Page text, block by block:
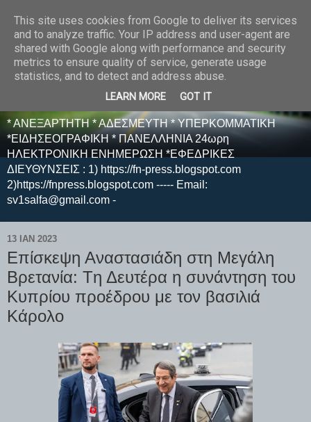
E F E N P R E S S -
ΗΛΕΚΤΡΟΝΙΚΗ
ΕΦΗΜΕΡΙΔΑ
* ΑΝΕΞΑΡΤΗΤΗ * ΑΔΕΣΜΕΥΤΗ * ΥΠΕΡΚΟΜΜΑΤΙΚΗ
*ΕΙΔΗΣΕΟΓΡΑΦΙΚΗ * ΠΑΝΕΛΛΗΝΙΑ 24ωρη
ΗΛΕΚΤΡΟΝΙΚΗ ΕΝΗΜΕΡΩΣΗ *ΕΦΕΔΡΙΚΕΣ
ΔΙΕΥΘΥΝΣΕΙΣ : 1) https://fn-press.blogspot.com
2)https://fnpress.blogspot.com ----- Email:
sv1salfa@gmail.com -
13 ΙΑΝ 2023
Επίσκεψη Αναστασιάδη στη Μεγάλη
Βρετανία: Tη Δευτέρα η συνάντηση του
Κυπρίου προέδρου με τον βασιλιά
Κάρολο
This site uses cookies from Google to deliver its services
and to analyze traffic. Your IP address and user-agent are
shared with Google along with performance and security
metrics to ensure quality of service, generate usage
statistics, and to detect and address abuse.
LEARN MORE GOT IT